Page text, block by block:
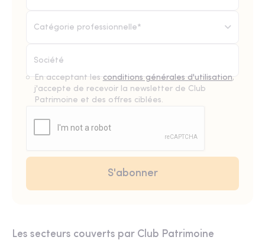
Catégorie professionnelle*
En acceptant les conditions générales d'utilisation,
j'accepte de recevoir la newsletter de Club
Patrimoine et des offres ciblées.
Les secteurs couverts par Club Patrimoine